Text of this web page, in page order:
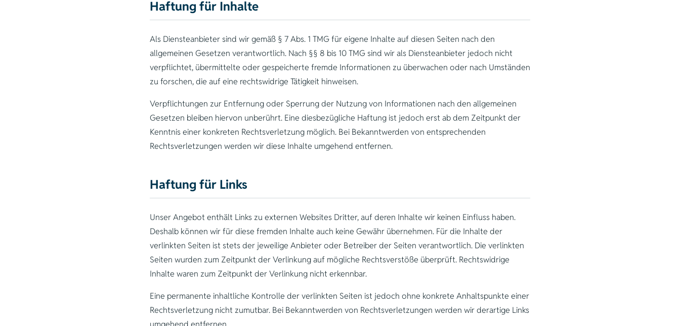
Haftung für Inhalte
Als Diensteanbieter sind wir gemäß § 7 Abs. 1 TMG für eigene Inhalte auf diesen Seiten nach den
allgemeinen Gesetzen verantwortlich. Nach §§ 8 bis 10 TMG sind wir als Diensteanbieter jedoch nicht
verpflichtet, übermittelte oder gespeicherte fremde Informationen zu überwachen oder nach Umständen
zu forschen, die auf eine rechtswidrige Tätigkeit hinweisen.
Verpflichtungen zur Entfernung oder Sperrung der Nutzung von Informationen nach den allgemeinen
Gesetzen bleiben hiervon unberührt. Eine diesbezügliche Haftung ist jedoch erst ab dem Zeitpunkt der
Kenntnis einer konkreten Rechtsverletzung möglich. Bei Bekanntwerden von entsprechenden
Rechtsverletzungen werden wir diese Inhalte umgehend entfernen.
Haftung für Links
Unser Angebot enthält Links zu externen Websites Dritter, auf deren Inhalte wir keinen Einfluss haben.
Deshalb können wir für diese fremden Inhalte auch keine Gewähr übernehmen. Für die Inhalte der
verlinkten Seiten ist stets der jeweilige Anbieter oder Betreiber der Seiten verantwortlich. Die verlinkten
Seiten wurden zum Zeitpunkt der Verlinkung auf mögliche Rechtsverstöße überprüft. Rechtswidrige
Inhalte waren zum Zeitpunkt der Verlinkung nicht erkennbar.
Eine permanente inhaltliche Kontrolle der verlinkten Seiten ist jedoch ohne konkrete Anhaltspunkte einer
Rechtsverletzung nicht zumutbar. Bei Bekanntwerden von Rechtsverletzungen werden wir derartige Links